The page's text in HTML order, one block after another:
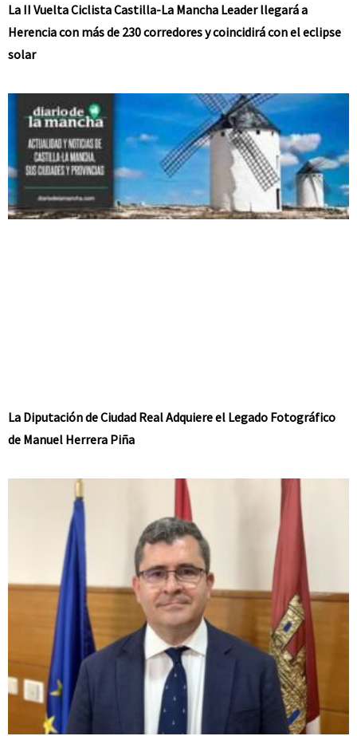
La II Vuelta Ciclista Castilla-La Mancha Leader llegará a
Herencia con más de 230 corredores y coincidirá con el eclipse
solar
La Diputación de Ciudad Real Adquiere el Legado Fotográfico
de Manuel Herrera Piña